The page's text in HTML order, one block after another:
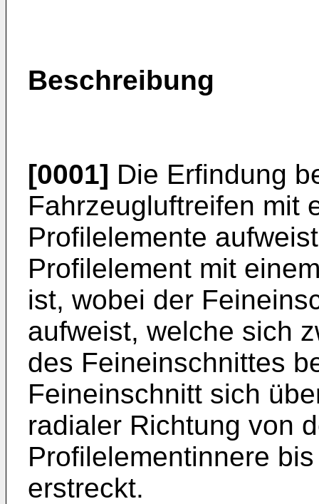
Beschreibung
[0001] Die Erfindung
Fahrzeugluftreifen mit
Profilelemente
Profilelement mit
ist, wobei der
aufweist, welche sich
des Feineinschnittes
Feineinschnitt sich
radialer Richtung von
Profilelementinnere
erstreckt.